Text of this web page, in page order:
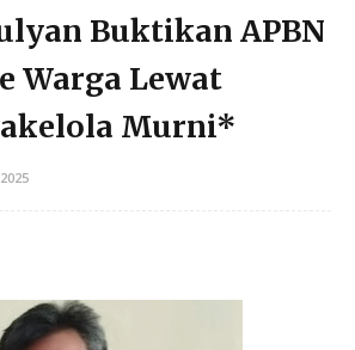
Buktikan APBN
Warga Lewat
Murni*